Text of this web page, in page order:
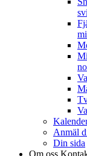
Anmäl
Din sida
Om oss